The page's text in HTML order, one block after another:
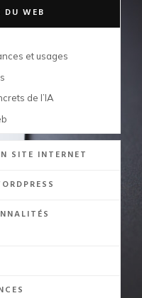
DU WEB
et usages
de l’IA
SITE INTERNET